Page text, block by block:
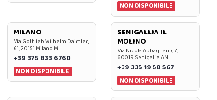
NON DISPONIBILE
MILANO
Via Gottlieb Wilhelm Daimler,
61, 20151 Milano MI
+39 375 833 6760
NON DISPONIBILE
SENIGALLIA IL
MOLINO
Via Nicola Abbagnano, 7,
60019 Senigallia AN
+39 335 19 58 567
NON DISPONIBILE